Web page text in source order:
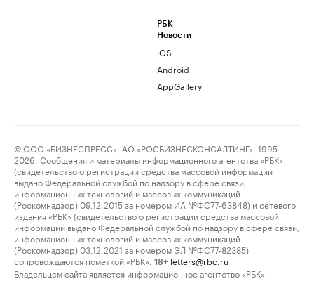
РБК
Новости
iOS
Android
AppGallery
© ООО «БИЗНЕСПРЕСС», АО «РОСБИЗНЕСКОНСАЛТИНГ», 1995–
2026. Сообщения и материалы информационного агентства «РБК»
(свидетельство о регистрации средства массовой информации
выдано Федеральной службой по надзору в сфере связи,
информационных технологий и массовых коммуникаций
(Роскомнадзор) 09.12.2015 за номером ИА №ФС77-63848) и сетевого
издания «РБК» (свидетельство о регистрации средства массовой
информации выдано Федеральной службой по надзору в сфере связи,
информационных технологий и массовых коммуникаций
(Роскомнадзор) 03.12.2021 за номером ЭЛ №ФС77-82385)
сопровождаются пометкой «РБК».
18+ letters@rbc.ru
Владельцем сайта является информационное агентство «РБК».